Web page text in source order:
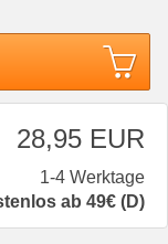
28,95 EUR
1-4 Werktage
ab 49€ (D)